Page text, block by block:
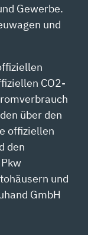
Gewerbe.
und
CO2-
über den
offiziellen
den
und
GmbH